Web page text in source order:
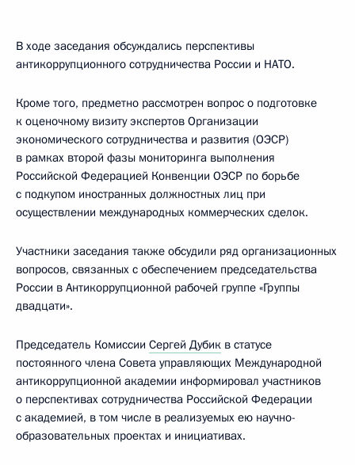
В ходе заседания обсуждались перспективы
антикоррупционного сотрудничества России и НАТО.
Кроме того, предметно рассмотрен вопрос о подготовке
к оценочному визиту экспертов Организации
экономического сотрудничества и развития (ОЭСР)
в рамках второй фазы мониторинга выполнения
Российской Федерацией Конвенции ОЭСР по борьбе
с подкупом иностранных должностных лиц при
осуществлении международных коммерческих сделок.
Участники заседания также обсудили ряд организационных
вопросов, связанных с обеспечением председательства
России в Антикоррупционной рабочей группе «Группы
двадцати».
Председатель Комиссии Сергей Дубик в статусе
постоянного члена Совета управляющих Международной
антикоррупционной академии информировал участников
о перспективах сотрудничества Российской Федерации
с академией, в том числе в реализуемых ею научно-
образовательных проектах и инициативах.